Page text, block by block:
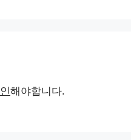
해야합니다.